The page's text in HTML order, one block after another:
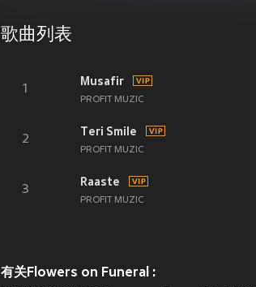
歌曲列表
1
Musafir
PROFIT MUZIC
2
Teri Smile
PROFIT MUZIC
3
Raaste
PROFIT MUZIC
有关Flowers on Funeral :